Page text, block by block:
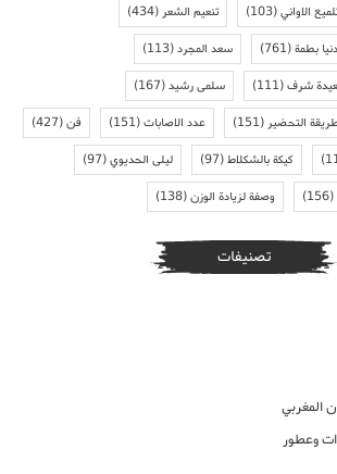
الاواني(103) تنعيم الشعر(434)
دنيا بطمة(761) سعد المجرد(113)
شرف(111) سلمى رشيد(167)
التحضير(151) عدد الاصابات(151) فن(427)
كيكة بالشكلاط(97) ليلى الحديوي(97)
(156) وصفة لزيادة الوزن(138)
تصنيفات
المغربي
وعطور